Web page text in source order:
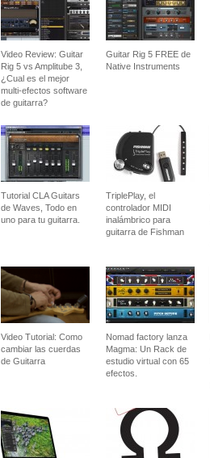
Video Review: Guitar
Rig 5 vs Amplitube 3,
¿Cual es el mejor
multi-efectos software
de guitarra?
Guitar Rig 5 FREE de
Native Instruments
Tutorial CLA Guitars
de Waves, Todo en
uno para tu guitarra.
TriplePlay, el
controlador MIDI
inalámbrico para
guitarra de Fishman
Video Tutorial: Como
cambiar las cuerdas
de Guitarra
Nomad factory lanza
Magma: Un Rack de
estudio virtual con 65
efectos.